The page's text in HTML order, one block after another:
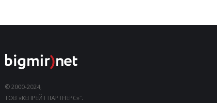
© 2000-2024,
ТОВ «КЕПРЕЙТ ПАРТНЕРС»".